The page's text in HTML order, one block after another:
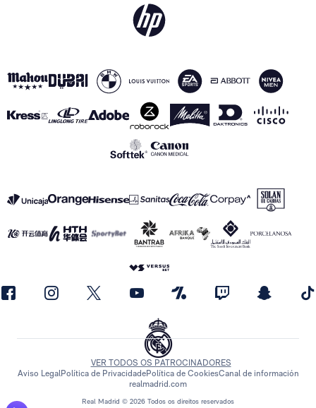
Real Madrid © 2026 Todos os direitos reservados
VER TODOS OS PATROCINADORES
Aviso LegalPolítica de PrivacidadePolítica de CookiesCanal de información
realmadrid.com